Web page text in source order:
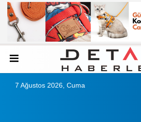
7 Ağustos 2026, Cuma